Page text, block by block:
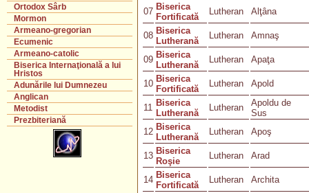
Ortodox Sârb
Mormon
Armeano-gregorian
Ecumenic
Armeano-catolic
Biserica Internaţională a lui
Hristos
Adunările lui Dumnezeu
Anglican
Metodist
Prezbiteriană
07 Biserica
Fortificată
Lutheran Alţâna
08 Biserica
Lutherană
Lutheran Amnaş
09 Biserica
Lutherană
Lutheran Apaţa
10 Biserica
Fortificată
Lutheran Apold
11 Biserica
Lutherană
Lutheran
Apoldu de
Sus
12 Biserica
Lutherană
Lutheran Apoş
13 Biserica
Roşie
Lutheran Arad
14 Biserica
Fortificată
Lutheran Archita